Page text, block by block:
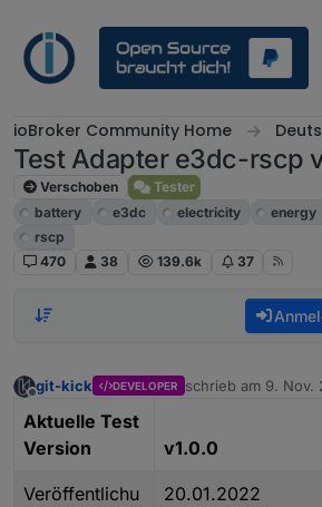
ioBroker Community Home
Test Adapter e3dc-rscp
Verschoben
Tester
battery
e3dc electricity energy
rscp
470
38 139.6k 37
git-kick DEVELOPER schrieb am 9. Nov.
zuletzt editiert von
Aktuelle Test
Version
v1.0.0
Veröffentlichu
20.01.2022